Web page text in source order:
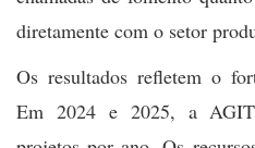
diretamente com o setor
Os resultados refletem o
Em 2024 e 2025, a